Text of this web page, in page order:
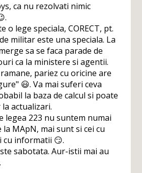
ca nu rezolvati nimic
o lege speciala, CORECT, pt.
militar este una speciala. La
sa se faca parade de
ca la ministere si agentii.
pariez cu oricine are
😃. Va mai suferi ceva
la baza de calcul si poate
actualizari.
legea 223 nu suntem numai
MApN, mai sunt si cei cu
cu informatii 😏.
sabotata. Aur-istii mai au